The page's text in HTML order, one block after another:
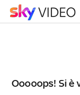
Ooooops! Si è